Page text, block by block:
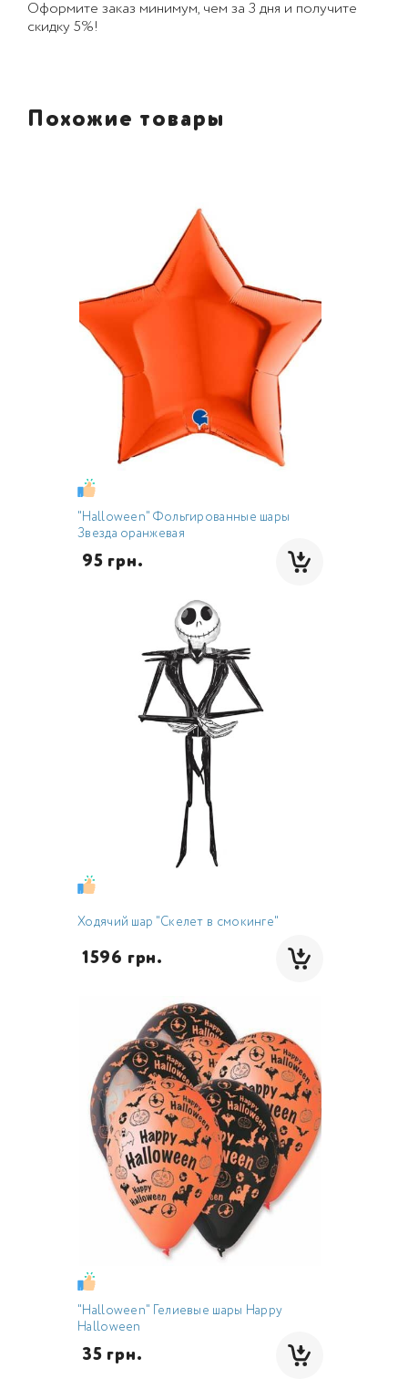
Оформите заказ минимум, чем за 3 дня и получите
скидку 5%!
Похожие товары
"Halloween" Фольгированные шары
Звезда оранжевая
95 грн.
Ходячий шар "Скелет в смокинге"
1596 грн.
"Halloween" Гелиевые шары Happy
Halloween
35 грн.